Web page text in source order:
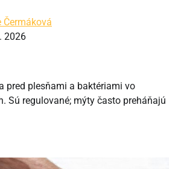
Čermáková
2026
pred plesňami a baktériami vo
Sú regulované; mýty často preháňajú